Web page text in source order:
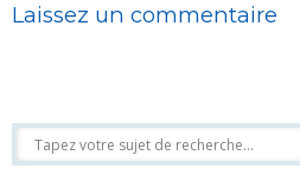
Laissez un commentaire